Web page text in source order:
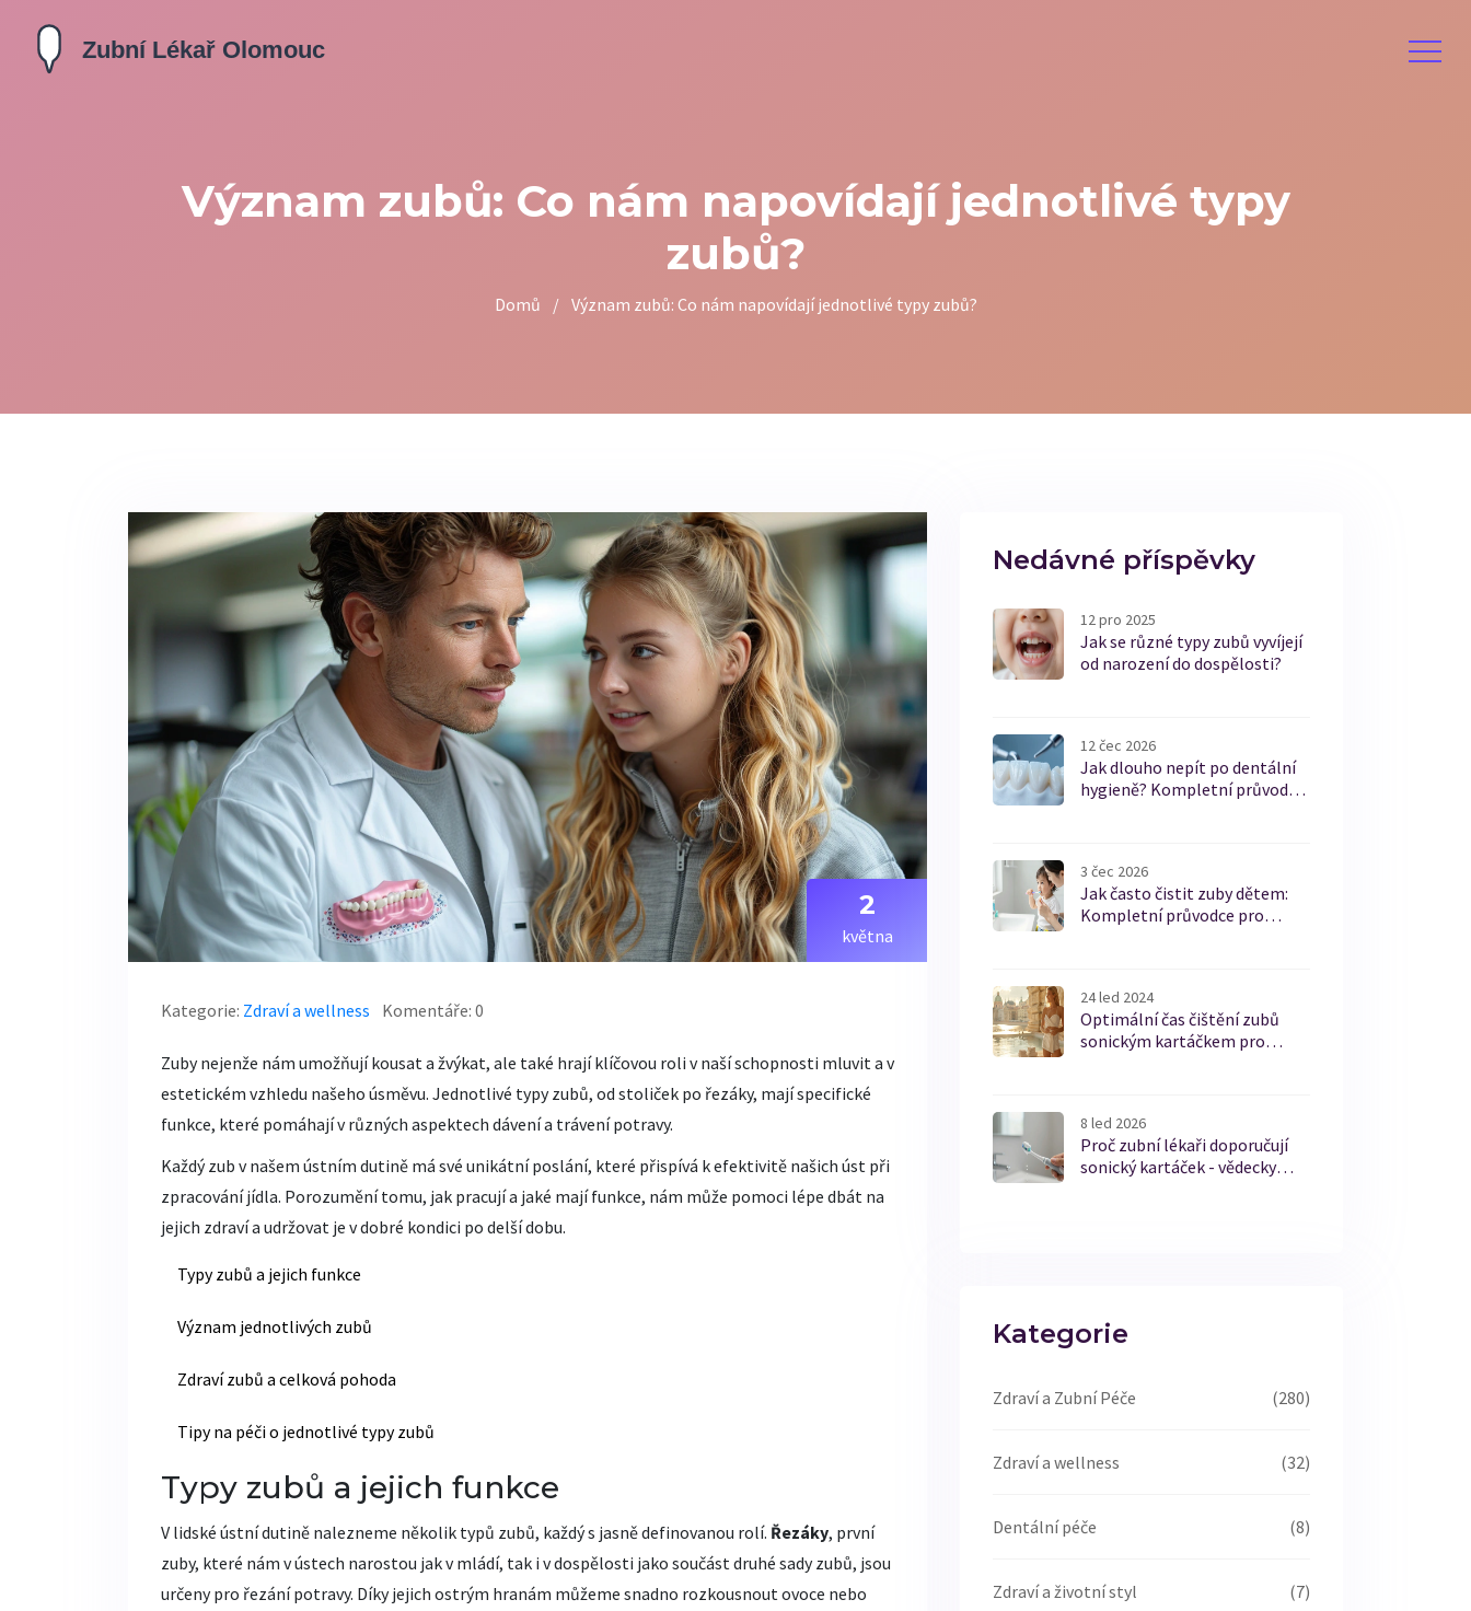
Význam zubů: Co nám napovídají jednotlivé typy
zubů?
Domů / Význam zubů: Co nám napovídají jednotlivé typy zubů?
2
května
Kategorie: Zdraví a wellness Komentáře: 0
Zuby nejenže nám umožňují kousat a žvýkat, ale také hrají klíčovou roli v naší schopnosti mluvit a v
estetickém vzhledu našeho úsměvu. Jednotlivé typy zubů, od stoliček po řezáky, mají specifické
funkce, které pomáhají v různých aspektech dávení a trávení potravy.
Každý zub v našem ústním dutině má své unikátní poslání, které přispívá k efektivitě našich úst při
zpracování jídla. Porozumění tomu, jak pracují a jaké mají funkce, nám může pomoci lépe dbát na
jejich zdraví a udržovat je v dobré kondici po delší dobu.
Typy zubů a jejich funkce
Význam jednotlivých zubů
Zdraví zubů a celková pohoda
Tipy na péči o jednotlivé typy zubů
Typy zubů a jejich funkce
V lidské ústní dutině nalezneme několik typů zubů, každý s jasně definovanou rolí. Řezáky, první
zuby, které nám v ústech narostou jak v mládí, tak i v dospělosti jako součást druhé sady zubů, jsou
určeny pro řezání potravy. Díky jejich ostrým hranám můžeme snadno rozkousnout ovoce nebo
Nedávné příspěvky
12 pro 2025
Jak se různé typy zubů vyvíjejí
od narození do dospělosti?
12 čec 2026
Jak dlouho nepít po dentální
hygieně? Kompletní průvodce
3 čec 2026
Jak často čistit zuby dětem:
Kompletní průvodce pro
24 led 2024
Optimální čas čištění zubů
sonickým kartáčkem pro
8 led 2026
Proč zubní lékaři doporučují
sonický kartáček - vědecky
Kategorie
Zdraví a Zubní Péče (280)
Zdraví a wellness (32)
Dentální péče (8)
Zdraví a životní styl (7)